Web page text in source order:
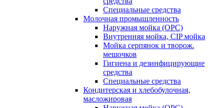
Специальные средства
Молочная промышленность
Наружная мойка (ОРС)
Внутренняя мойка, CIP мойка
Мойка серпянок и творож.
мешочков
Гигиена и дезинфицирующие
средства
Специальные средства
Кондитерская и хлебобулочная,
масложировая